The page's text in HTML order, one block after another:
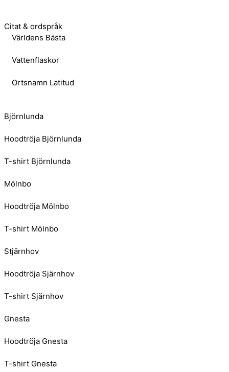
Citat & ordspråk
Världens Bästa
Vattenflaskor
Ortsnamn Latitud
Björnlunda
Hoodtröja Björnlunda
T-shirt Björnlunda
Mölnbo
Hoodtröja Mölnbo
T-shirt Mölnbo
Stjärnhov
Hoodtröja Sjärnhov
T-shirt Sjärnhov
Gnesta
Hoodtröja Gnesta
T-shirt Gnesta